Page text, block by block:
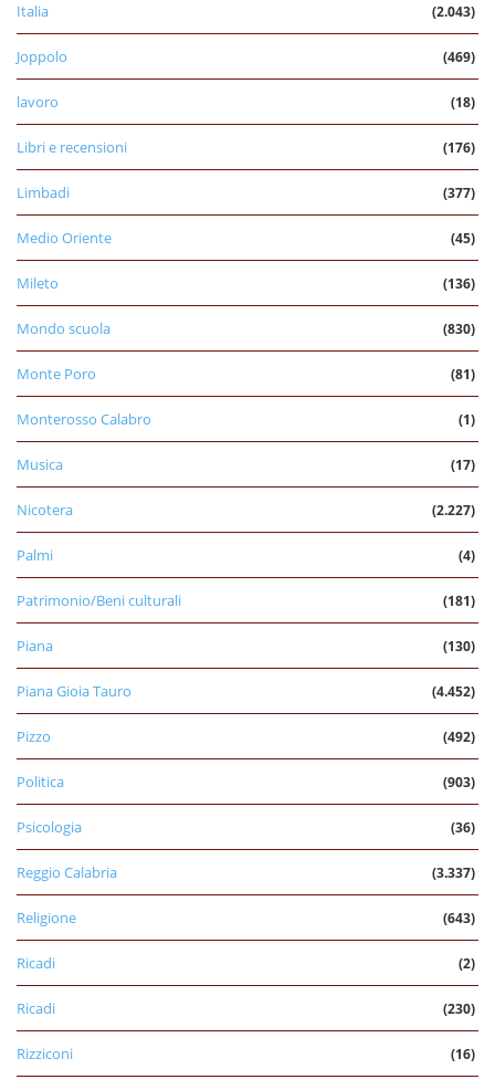
Italia (2.043)
Joppolo (469)
lavoro (18)
Libri e recensioni (176)
Limbadi (377)
Medio Oriente (45)
Mileto (136)
Mondo scuola (830)
Monte Poro (81)
Monterosso Calabro (1)
Musica (17)
Nicotera (2.227)
Palmi (4)
Patrimonio/Beni culturali (181)
Piana (130)
Piana Gioia Tauro (4.452)
Pizzo (492)
Politica (903)
Psicologia (36)
Reggio Calabria (3.337)
Religione (643)
Ricadi (2)
Ricadi (230)
Rizziconi (16)